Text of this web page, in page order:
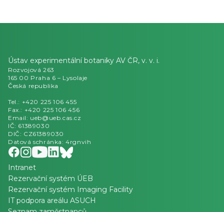
Ústav experimentální botaniky AV ČR, v. v. i.
Rozvojová 263
165 00 Praha 6 – Lysolaje
Česká republika
Tel.: +420 225 106 455
Fax.: +420 225 106 456
Email: ueb@ueb.cas.cz
IČ: 61389030
DIČ: CZ61389030
Datová schránka: 4rgnvih
Intranet
Rezervační systém ÚEB
Rezervační systém Imaging Facility
IT podpora areálu ASUCH